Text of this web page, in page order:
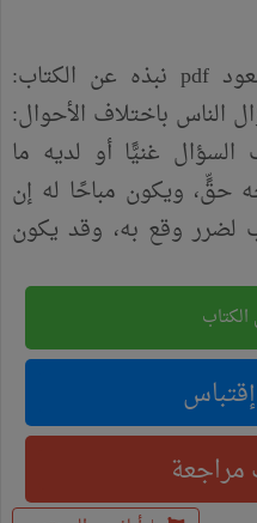
قراءة كتاب متن مراقي السعود pdf نبذه عن الكتاب:
باختلاف الأحوال:
غنيًّا أو لديه ما
حقٍّ، ويكون مباحًا له إن
لضرر وقع به، وقد يكون
مرهونة بالسؤال،
إلا بقدر الحاجة، وألا
مذمومة شرعًا. ويجوز
على الظنِّ أنه محتاج. .